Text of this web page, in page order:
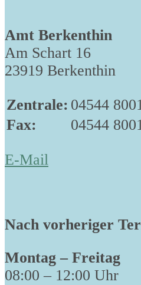
Amt Berkenthin
Am Schart 16
23919 Berkenthin
Zentrale: 04544
Fax:
04544
E-Mail
Nach vorheriger
Montag – Freitag
08:00 – 12:00 Uhr